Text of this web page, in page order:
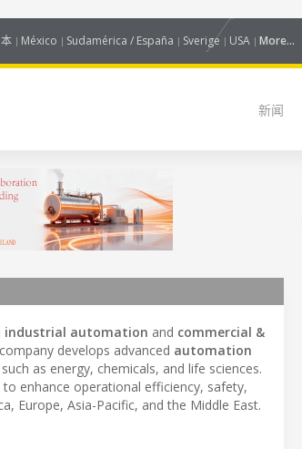
México Sudamérica / España Sverige USA More...
新闻
industrial automation and commercial &
develops advanced automation
as energy, chemicals, and life sciences.
to enhance operational efficiency, safety,
Europe, Asia-Pacific, and the Middle East.